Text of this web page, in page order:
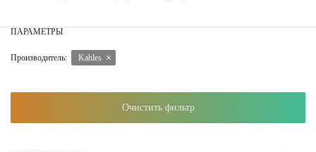
ПАРАМЕТРЫ
Производитель: Kahles
Очистить фильтр